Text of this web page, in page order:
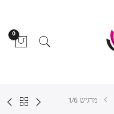
0
מדגיש 1/6